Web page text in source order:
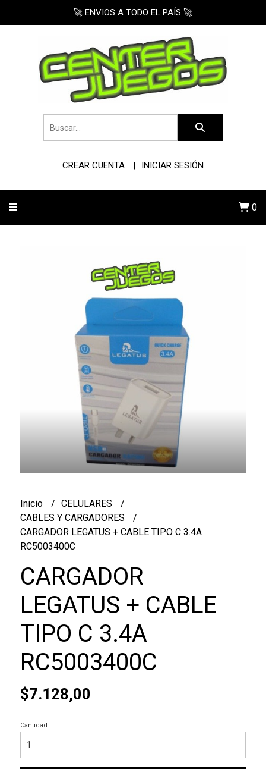
🚀 ENVIOS A TODO EL PAÍS 🚀
CREAR CUENTA INICIAR SESIÓN
0
Inicio
CELULARES
CABLES Y CARGADORES
CARGADOR LEGATUS + CABLE TIPO C 3.4A
RC5003400C
CARGADOR
LEGATUS + CABLE
TIPO C 3.4A
RC5003400C
$7.128,00
Cantidad